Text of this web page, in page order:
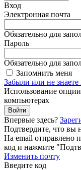
Вход
Электронная почта
Обязательно для
Пароль
Обязательно для
Запомнить меня
Забыли или не знаете
Использование
компьютерах
Войти
Впервые здесь?
Подтвердите, что вы
Ha email отправлено
код и нажмите
Изменить почту
Введите код